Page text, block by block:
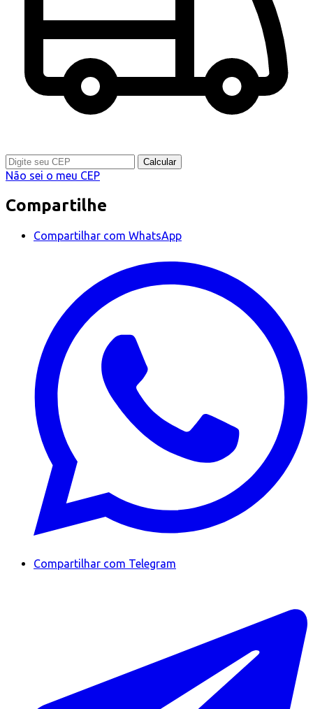
Calcular
Não sei o meu CEP
Compartilhe
Compartilhar com WhatsApp
Compartilhar com Telegram